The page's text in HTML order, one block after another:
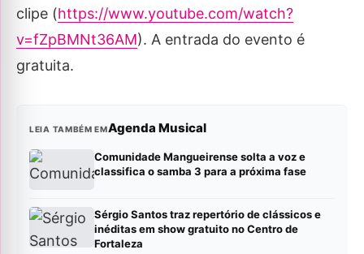
clipe (https://www.youtube.com/watch?
v=fZpBMNt36AM). A entrada do evento é
gratuita.
LEIA TAMBÉM EMAgenda Musical
Comunidade Mangueirense solta a voz e
classifica o samba 3 para a próxima fase
Sérgio Santos traz repertório de clássicos e
inéditas em show gratuito no Centro de
Fortaleza